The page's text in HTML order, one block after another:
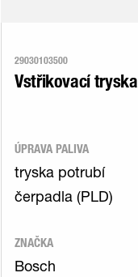
29030103500
Vstřikovací tryska
ÚPRAVA PALIVA
tryska potrubí
čerpadla (PLD)
ZNAČKA
Bosch